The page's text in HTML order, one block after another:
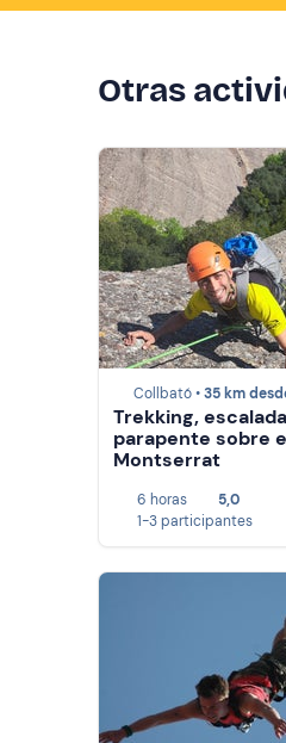
Otras
Collbató •35 km
Trekking,
parapente sobre
Montserrat
6 horas
5,0
1-3 participantes